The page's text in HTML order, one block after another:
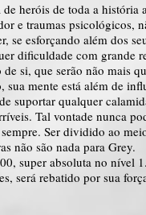
heróis de toda a história
e traumas psicológicos,
se esforçando além dos
dificuldade com grande
si, que serão não mais
mente está além de
suportar qualquer
Tal vontade nunca
Ser dividido ao
não são nada para Grey.
super absoluta no nível
será rebatido por sua